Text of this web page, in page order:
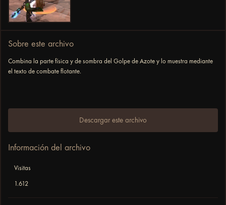
Sobre este archivo
Combina la parte física y de sombra del Golpe de Azote y lo muestra mediante
el texto de combate flotante.
Descargar este archivo
Información del archivo
Visitas
1.612